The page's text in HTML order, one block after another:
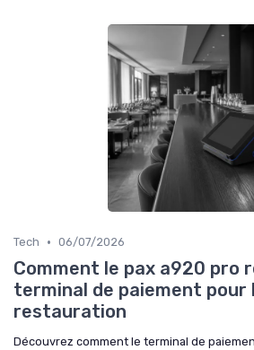
Tech • 06/07/2026
Comment le pax a920 pro
terminal de paiement pour
restauration
Découvrez comment le terminal de